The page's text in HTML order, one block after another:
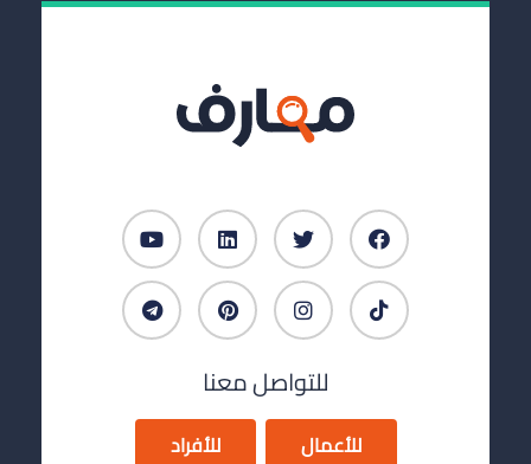
للتواصل معنا
للأعمال للأفراد